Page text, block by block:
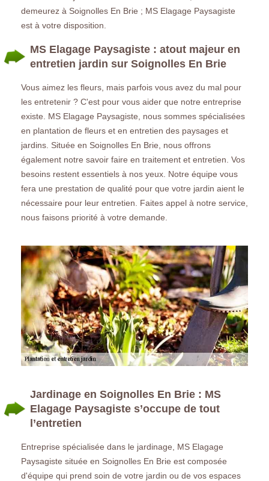
demeurez à Soignolles En Brie ; MS Elagage Paysagiste
est à votre disposition.
MS Elagage Paysagiste : atout majeur en
entretien jardin sur Soignolles En Brie
Vous aimez les fleurs, mais parfois vous avez du mal pour
les entretenir ? C'est pour vous aider que notre entreprise
existe. MS Elagage Paysagiste, nous sommes spécialisées
en plantation de fleurs et en entretien des paysages et
jardins. Située en Soignolles En Brie, nous offrons
également notre savoir faire en traitement et entretien. Vos
besoins restent essentiels à nos yeux. Notre équipe vous
fera une prestation de qualité pour que votre jardin aient le
nécessaire pour leur entretien. Faites appel à notre service,
nous faisons priorité à votre demande.
Jardinage en Soignolles En Brie : MS
Elagage Paysagiste s’occupe de tout
l’entretien
Entreprise spécialisée dans le jardinage, MS Elagage
Paysagiste située en Soignolles En Brie est composée
d'équipe qui prend soin de votre jardin ou de vos espaces